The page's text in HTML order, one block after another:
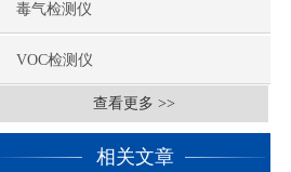
毒气检测仪
VOC检测仪
查看更多 >>
相关文章